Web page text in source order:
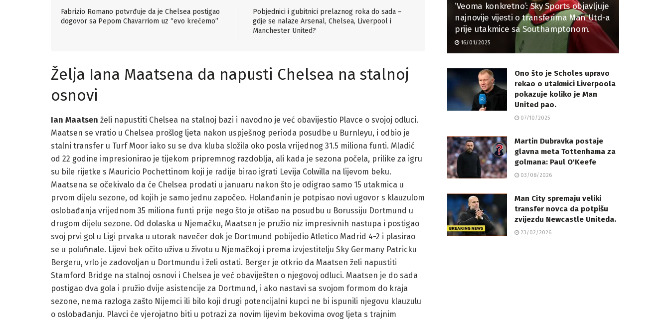
Fabrizio Romano potvrđuje da je Chelsea postigao
dogovor sa Pepom Chavarriom uz “evo krećemo”
Pobjednici i gubitnici prelaznog roka do sada –
gdje se nalaze Arsenal, Chelsea, Liverpool i
Manchester United?
Želja Iana Maatsena da napusti Chelsea na stalnoj
osnovi
Ian Maatsen želi napustiti Chelsea na stalnoj bazi i navodno je već obavijestio Plavce o svojoj odluci.
Maatsen se vratio u Chelsea prošlog ljeta nakon uspješnog perioda posudbe u Burnleyu, i odbio je
stalni transfer u Turf Moor iako su se dva kluba složila oko posla vrijednog 31.5 miliona funti. Mladić
od 22 godine impresionirao je tijekom pripremnog razdoblja, ali kada je sezona počela, prilike za igru
su bile rijetke s Mauricio Pochettinom koji je radije birao igrati Levija Colwilla na lijevom beku.
Maatsena se očekivalo da će Chelsea prodati u januaru nakon što je odigrao samo 15 utakmica u
prvom dijelu sezone, od kojih je samo jednu započeo. Holanđanin je potpisao novi ugovor s klauzulom
oslobađanja vrijednom 35 miliona funti prije nego što je otišao na posudbu u Borussiju Dortmund u
drugom dijelu sezone. Od dolaska u Njemačku, Maatsen je pružio niz impresivnih nastupa i postigao
svoj prvi gol u Ligi prvaka u utorak navečer dok je Dortmund pobijedio Atletico Madrid 4-2 i plasirao
se u polufinale. Lijevi bek očito uživa u životu u Njemačkoj i prema izvjestitelju Sky Germany Patricku
Bergeru, vrlo je zadovoljan u Dortmundu i želi ostati. Berger je otkrio da Maatsen želi napustiti
Stamford Bridge na stalnoj osnovi i Chelsea je već obaviješten o njegovoj odluci. Maatsen je do sada
postigao dva gola i pružio dvije asistencije za Dortmund, i ako nastavi sa svojom formom do kraja
sezone, nema razloga zašto Nijemci ili bilo koji drugi potencijalni kupci ne bi ispunili njegovu klauzulu
o oslobađanju. Plavci će vjerojatno biti u potrazi za novim lijevim bekovima ovog ljeta s trajnim
‘Veoma konkretno’: Sky Sports objavljuje
najnovije vijesti o transferima Man Utd-a
prije utakmice sa Southamptonom.
16/01/2025
Ono što je Scholes upravo
rekao o utakmici Liverpoola
pokazuje koliko je Man
United pao.
07/10/2025
Martin Dubravka postaje
glavna meta Tottenhama za
golmana: Paul O'Keefe
03/08/2026
Man City spremaju veliki
transfer novca da potpišu
zvijezdu Newcastle Uniteda.
23/02/2026